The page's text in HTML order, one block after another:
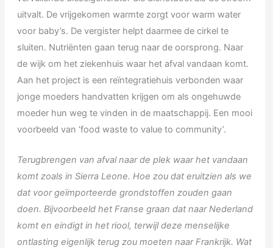
uitvalt. De vrijgekomen warmte zorgt voor warm water
voor baby’s. De vergister helpt daarmee de cirkel te
sluiten. Nutriënten gaan terug naar de oorsprong. Naar
de wijk om het ziekenhuis waar het afval vandaan komt.
Aan het project is een reïntegratiehuis verbonden waar
jonge moeders handvatten krijgen om als ongehuwde
moeder hun weg te vinden in de maatschappij. Een mooi
voorbeeld van ‘food waste to value to community’.
Terugbrengen van afval naar de plek waar het vandaan
komt zoals in Sierra Leone. Hoe zou dat eruitzien als we
dat voor geïmporteerde grondstoffen zouden gaan
doen. Bijvoorbeeld het Franse graan dat naar Nederland
komt en eindigt in het riool, terwijl deze menselijke
ontlasting eigenlijk terug zou moeten naar Frankrijk. Wat